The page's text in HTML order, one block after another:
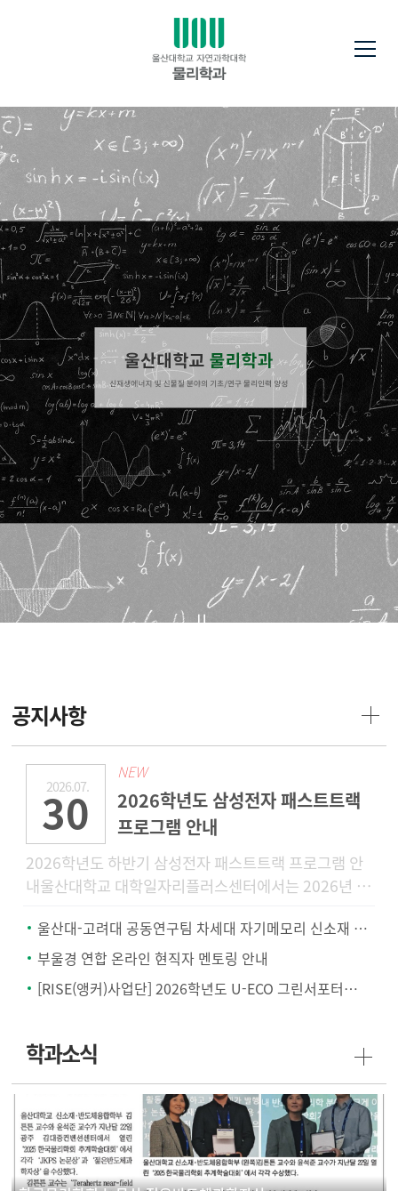
공지사항
2026.07.
30
NEW
2026학년도 삼성전자 패스트트랙
프로그램 안내
2026학년도 하반기 삼성전자 패스트트랙 프로그램 안
내울산대학교 대학일자리플러스센터에서는 2026년 하
에 특화된 「2026학년
울산대-고려대 공동연구팀 차세대 자기메모리 신소재 개발.. '텅스텐-몰리브덴 합금'
부울경 연합 온라인 현직자 멘토링 안내
[RISE(앵커)사업단] 2026학년도 U-ECO 그린서포터즈 모집 안내
학과소식